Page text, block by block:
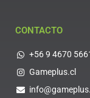
CONTACTO
+56 9 4670
Gameplus.cl